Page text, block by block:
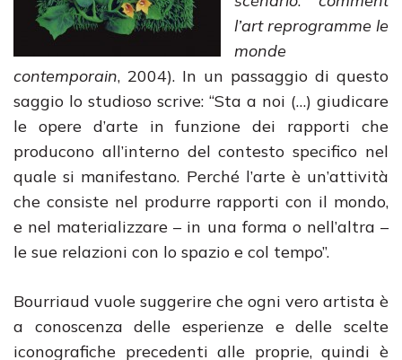
l’art reprogramme le
monde
contemporain, 2004). In un passaggio di questo
saggio lo studioso scrive: “Sta a noi (…) giudicare
le opere d’arte in funzione dei rapporti che
producono all’interno del contesto specifico nel
quale si manifestano. Perché l’arte è un’attività
che consiste nel produrre rapporti con il mondo,
e nel materializzare – in una forma o nell’altra –
le sue relazioni con lo spazio e col tempo”.
Bourriaud vuole suggerire che ogni vero artista è
a conoscenza delle esperienze e delle scelte
iconografiche precedenti alle proprie, quindi è